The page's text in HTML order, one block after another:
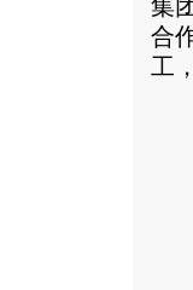
集
合
工